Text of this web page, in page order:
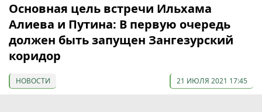
Основная цель встречи Ильхама
Алиева и Путина: В первую очередь
должен быть запущен Зангезурский
коридор
НОВОСТИ 21 ИЮЛЯ 2021 17:45